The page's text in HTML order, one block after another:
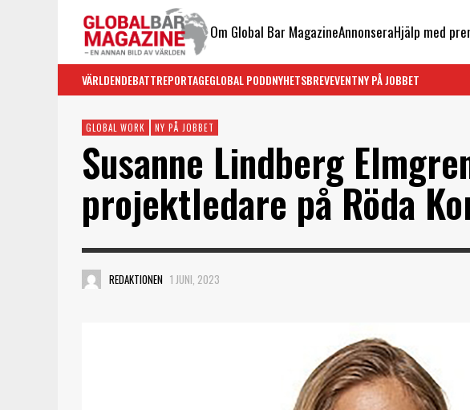
Om Global Bar MagazineAnnonseraHjälp med
VÄRLDENDEBATTREPORTAGEGLOBAL PODDNYHETSBREVEVENTNY PÅ JOBBET
GLOBAL WORK NY PÅ JOBBET
Susanne Lindberg
projektledare på Röda
REDAKTIONEN 1 JUNI, 2023